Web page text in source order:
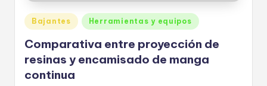
s
Publicado
en
Bajantes Herramientas y equipos
Comparativa entre proyección de
resinas y encamisado de manga
continua